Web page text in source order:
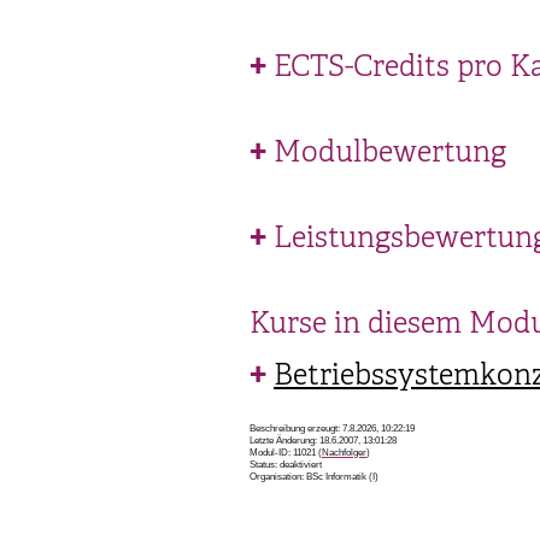
ECTS-Credits pro
Modulbewertung
Kurse in diesem
Beschreibung erzeugt: 7.8.2026, 10:22:19
Letzte Änderung: 18.6.2007, 13:01:28
Modul-ID: 11021 (Nachfolger)
Status: deaktiviert
Organisation: BSc Informatik (I)